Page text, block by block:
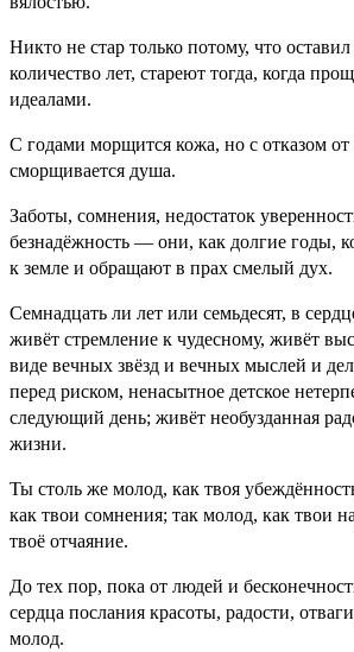
Никто не стар только потому, что оставил
количество лет, стареют тогда, когда
идеалами.
С годами морщится кожа, но с отказом
сморщивается душа.
Заботы, сомнения, недостаток
безнадёжность — они, как долгие годы,
к земле и обращают в прах смелый дух.
Семнадцать ли лет или семьдесят, в
живёт стремление к чудесному, живёт
виде вечных звёзд и вечных мыслей и
перед риском, ненасытное детское
следующий день; живёт необузданная
жизни.
Ты столь же молод, как твоя
как твои сомнения; так молод, как твои
твоё отчаяние.
До тех пор, пока от людей и
сердца послания красоты, радости,
молод.